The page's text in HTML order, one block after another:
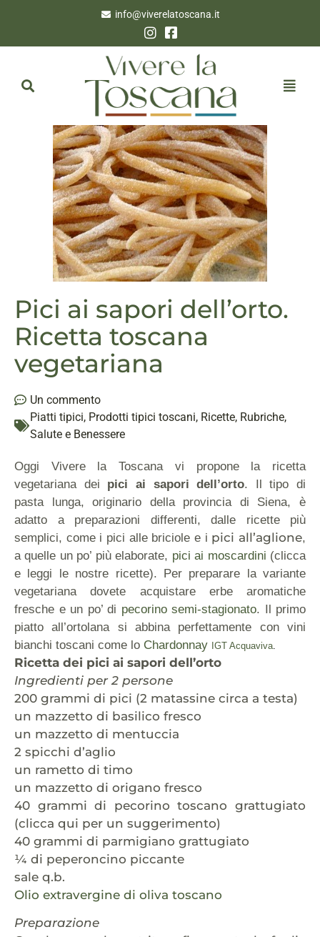
info@viverelatoscana.it
Pici ai sapori dell’orto.
Ricetta toscana
vegetariana
Un commento
Piatti tipici, Prodotti tipici toscani, Ricette, Rubriche,
Salute e Benessere
Oggi Vivere la Toscana vi propone la ricetta
vegetariana dei pici ai sapori dell’orto. Il tipo di
pasta lunga, originario della provincia di Siena, è
adatto a preparazioni differenti, dalle ricette più
semplici, come i pici alle briciole e i pici all’aglione,
a quelle un po’ più elaborate, pici ai moscardini (clicca
e leggi le nostre ricette). Per preparare la variante
vegetariana dovete acquistare erbe aromatiche
fresche e un po’ di pecorino semi-stagionato. Il primo
piatto all’ortolana si abbina perfettamente con vini
bianchi toscani come lo Chardonnay IGT Acquaviva
Ricetta dei pici ai sapori dell’orto
Ingredienti per 2 persone
200 grammi di pici (2 matassine circa a testa)
un mazzetto di basilico fresco
un mazzetto di mentuccia
2 spicchi d’aglio
un rametto di timo
un mazzetto di origano fresco
40 grammi di pecorino toscano grattugiato
(clicca qui per un suggerimento)
40 grammi di parmigiano grattugiato
¼ di peperoncino piccante
sale q.b.
Olio extravergine di oliva toscano
Preparazione